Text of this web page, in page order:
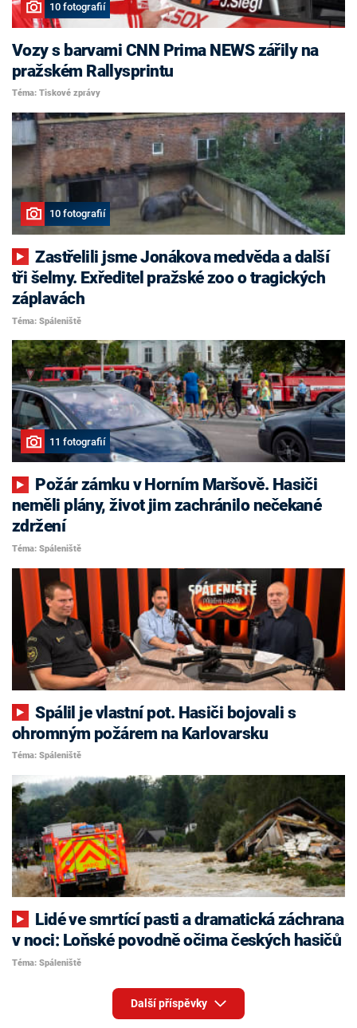
10 fotografií
Vozy s barvami CNN Prima NEWS zářily na
pražském Rallysprintu
Téma: Tiskové zprávy
10 fotografií
Zastřelili jsme Jonákova medvěda a další
tři šelmy. Exředitel pražské zoo o tragických
záplavách
Téma: Spáleniště
11 fotografií
neměli plány, život jim zachránilo nečekané
zdržení
Téma: Spáleniště
Spálil je vlastní pot. Hasiči bojovali s
ohromným požárem na Karlovarsku
Téma: Spáleniště
v noci: Loňské povodně očima českých hasičů
Téma: Spáleniště
Další příspěvky